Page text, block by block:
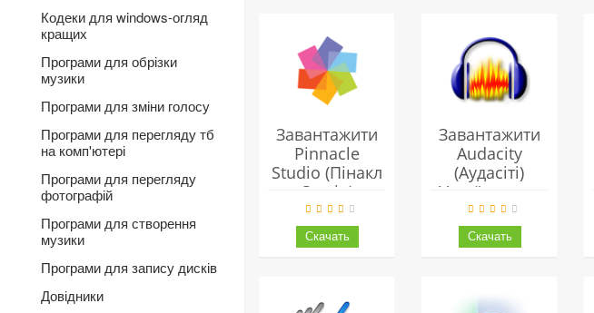
Завантажити
Pinnacle
Studio (Пінакл
Студіо)
Українською
Безкоштовно
Завантажити
Audacity
(Аудасіті)
Українською
Безкоштовно
Кодеки для windows-огляд
кращих
Програми для обрізки
музики
Програми для зміни голосу
Програми для перегляду тб
на комп'ютері
Програми для перегляду
фотографій
Програми для створення
музики
Програми для запису дисків
Довідники